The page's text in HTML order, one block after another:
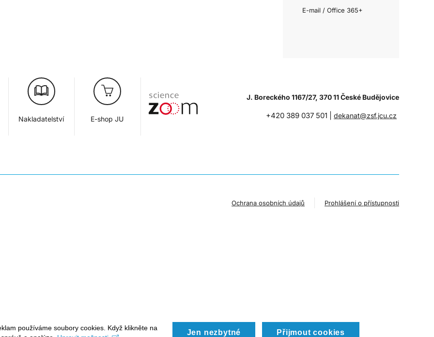
E-mail / Office 365+
Nakladatelství E-shop JU
J. Boreckého 1167/27, 370 11 České Budějovice
+420 389 037 501 |dekanat@zsf.jcu.cz
Ochrana osobních údajů Prohlášení o přístupnosti
používáme soubory cookies. Když klikněte na
Jen nezbytné Přijmout cookies